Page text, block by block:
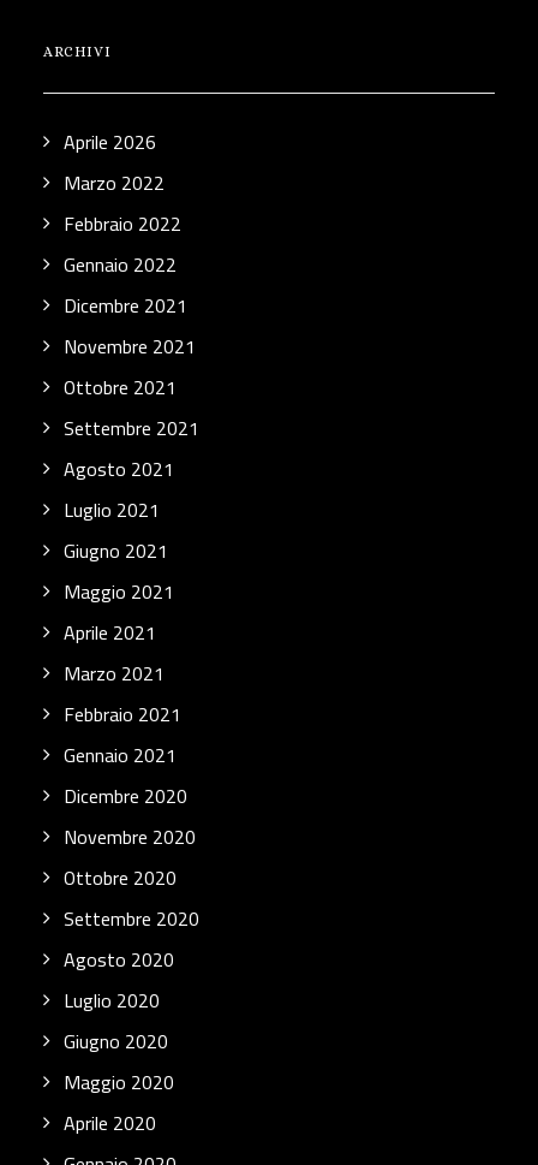
ARCHIVI
Aprile 2026
Marzo 2022
Febbraio 2022
Gennaio 2022
Dicembre 2021
Novembre 2021
Ottobre 2021
Settembre 2021
Agosto 2021
Luglio 2021
Giugno 2021
Maggio 2021
Aprile 2021
Marzo 2021
Febbraio 2021
Gennaio 2021
Dicembre 2020
Novembre 2020
Ottobre 2020
Settembre 2020
Agosto 2020
Luglio 2020
Giugno 2020
Maggio 2020
Aprile 2020